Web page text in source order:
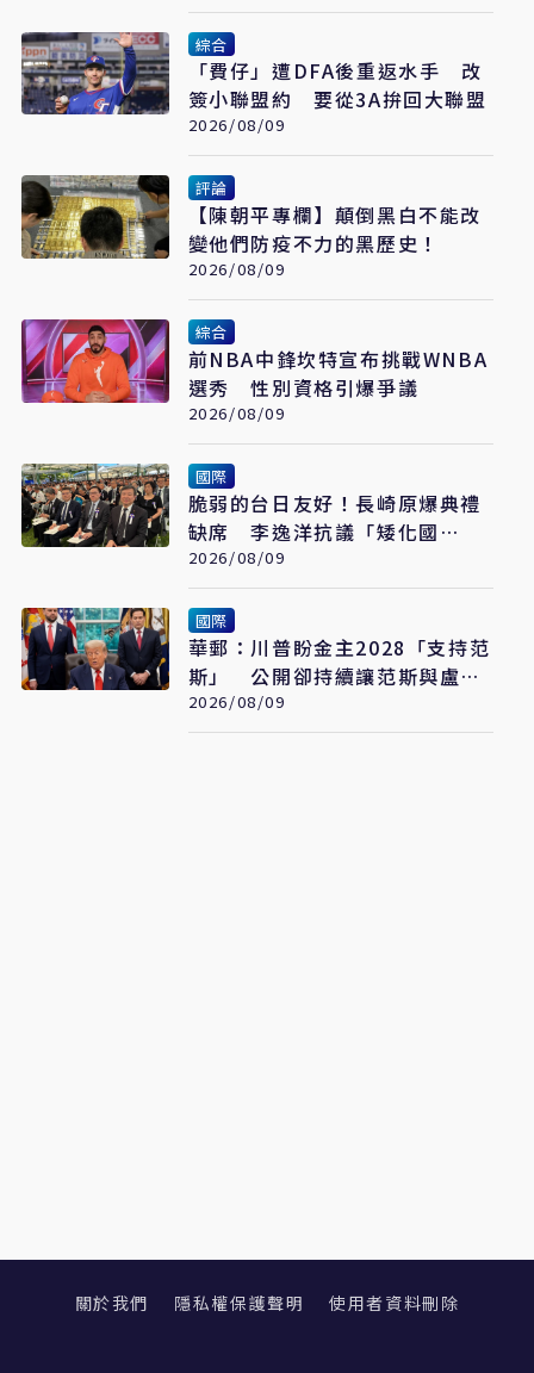
綜合
「費仔」遭DFA後重返水手 改
簽小聯盟約 要從3A拚回大聯盟
2026/08/09
評論
【陳朝平專欄】顛倒黑白不能改
變他們防疫不力的黑歷史！
2026/08/09
綜合
前NBA中鋒坎特宣布挑戰WNBA
選秀 性別資格引爆爭議
2026/08/09
國際
脆弱的台日友好！長崎原爆典禮
缺席 李逸洋抗議「矮化國
格」：日媒揭長崎特殊安排
2026/08/09
國際
華郵：川普盼金主2028「支持范
斯」 公開卻持續讓范斯與盧比
奧較勁接班
2026/08/09
關於我們 隱私權保護聲明 使用者資料刪除